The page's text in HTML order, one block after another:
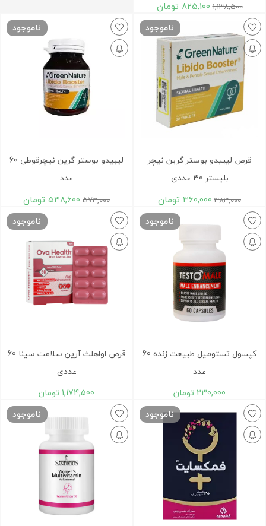
1,138,500
825,100 تومان
ناموجود
قرص لیبیدو بوستر گرین نیچر
بلیستر 30 عددی
383,000
360,000 تومان
ناموجود
لیبیدو بوستر گرین نیچرقوطی 60
عدد
573,000
538,600 تومان
ناموجود
کپسول تستومیل طبیعت زنده 60
عدد
230,000 تومان
ناموجود
قرص اواهلث آرین سلامت سینا 60
عددی
1,174,500 تومان
ناموجود ناموجود